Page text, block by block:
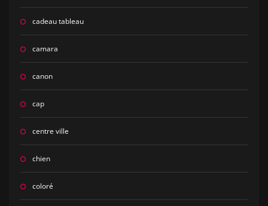
cadeau tableau
camara
canon
cap
centre ville
chien
coloré